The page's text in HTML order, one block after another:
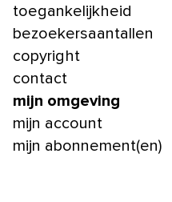
toegankelijkheid
bezoekersaantallen
copyright
contact
mijn omgeving
mijn account
mijn abonnement(en)